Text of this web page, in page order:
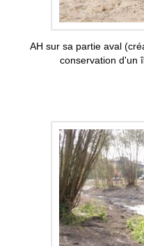
AH sur sa partie aval
conservation d'un